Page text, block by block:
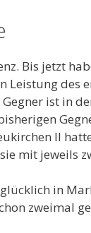
Bis jetzt
Leistung des
ist in
II
mit jeweils
in
zweimal